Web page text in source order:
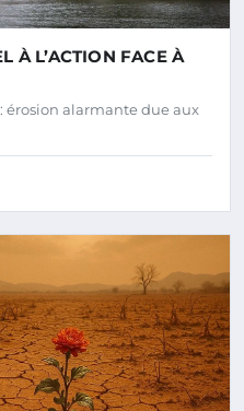
À L’ACTION FACE À
érosion alarmante due aux